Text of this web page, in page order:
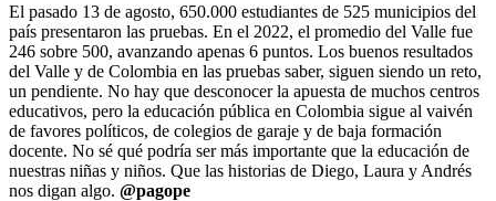
El pasado 13 de agosto, 650.000 estudiantes de 525 municipios del
país presentaron las pruebas. En el 2022, el promedio del Valle fue
246 sobre 500, avanzando apenas 6 puntos. Los buenos resultados
del Valle y de Colombia en las pruebas saber, siguen siendo un reto,
un pendiente. No hay que desconocer la apuesta de muchos centros
educativos, pero la educación pública en Colombia sigue al vaivén
de favores políticos, de colegios de garaje y de baja formación
docente. No sé qué podría ser más importante que la educación de
nuestras niñas y niños. Que las historias de Diego, Laura y Andrés
nos digan algo. @pagope